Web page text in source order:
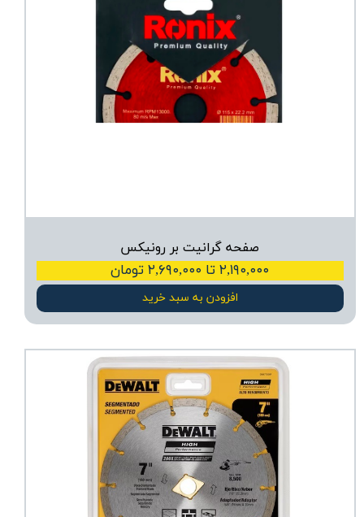
صفحه گرانیت بر رونیکس
۲,۱۹۰,۰۰۰ تا ۲,۶۹۰,۰۰۰ تومان
افزودن به سبد خرید